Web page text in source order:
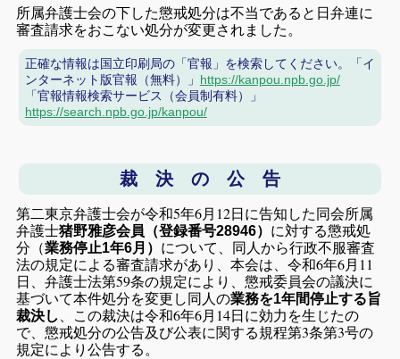
所属弁護士会の下した懲戒処分は不当であると日弁連に
審査請求をおこない処分が変更されました。
正確な情報は国立印刷局の「官報」を検索してください。「イ
ンターネット版官報（無料）」 https://kanpou.npb.go.jp/
「官報情報検索サービス（会員制有料）」
https://search.npb.go.jp/kanpou/
裁 決 の 公 告
第二東京弁護士会が令和5年6月12日に告知した同会所属
弁護士猪野雅彦会員（登録番号28946） に対する懲戒処
分（業務停止1年6月） について、同人から行政不服審査
法の規定による審査請求があり、本会は、令和6年6月11
日、弁護士法第59条の規定により、懲戒委員会の議決に
基づいて本件処分を変更し同人の業務を1年間停止する旨
裁決し
、この裁決は令和6年6月14日に効力を生じたの
で、懲戒処分の公告及び公表に関する規程第3条第3号の
規定により公告する。